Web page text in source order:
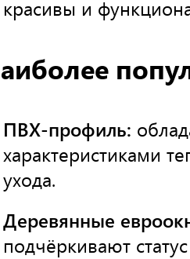
красивы и
ПВХ-профиль:
характеристиками
ухода.
Деревянные
подчёркивают